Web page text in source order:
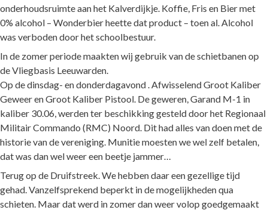
onderhoudsruimte aan het Kalverdijkje. Koffie, Fris en Bier met
0% alcohol – Wonderbier heette dat product – toen al. Alcohol
was verboden door het schoolbestuur.
In de zomer periode maakten wij gebruik van de schietbanen op
de Vliegbasis Leeuwarden.
Op de dinsdag- en donderdagavond . Afwisselend Groot Kaliber
Geweer en Groot Kaliber Pistool. De geweren, Garand M-1 in
kaliber 30.06, werden ter beschikking gesteld door het Regionaal
Militair Commando (RMC) Noord. Dit had alles van doen met de
historie van de vereniging. Munitie moesten we wel zelf betalen,
dat was dan wel weer een beetje jammer…
Terug op de Druifstreek. We hebben daar een gezellige tijd
gehad. Vanzelfsprekend beperkt in de mogelijkheden qua
schieten. Maar dat werd in zomer dan weer volop goedgemaakt